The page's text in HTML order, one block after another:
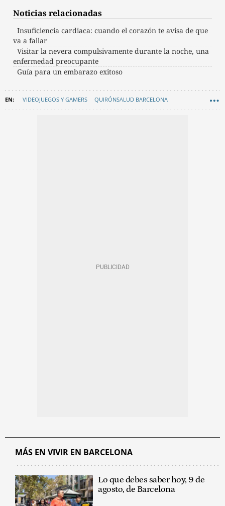
Noticias relacionadas
Insuficiencia cardiaca: cuando el corazón te avisa de que
va a fallar
Visitar la nevera compulsivamente durante la noche, una
enfermedad preocupante
Guía para un embarazo exitoso
VIDEOJUEGOS Y GAMERS QUIRÓNSALUD BARCELONA
MÁS EN VIVIR EN BARCELONA
Lo que debes saber hoy, 9 de
agosto, de Barcelona